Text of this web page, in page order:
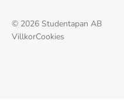
© 2026 Studentapan AB
VillkorCookies